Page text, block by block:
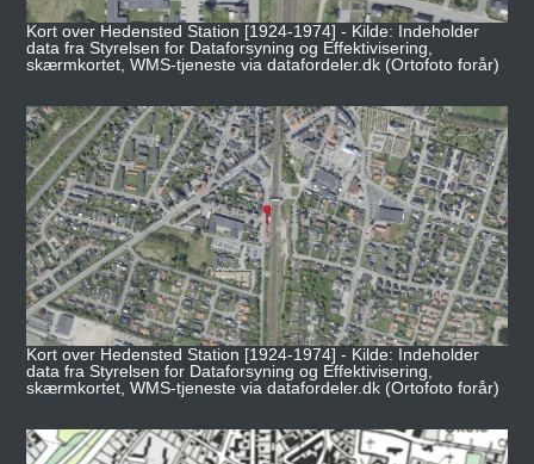
Kort over Hedensted Station [1924-1974] - Kilde: Indeholder
data fra Styrelsen for Dataforsyning og Effektivisering,
skærmkortet, WMS-tjeneste via datafordeler.dk (Ortofoto forår)
Kort over Hedensted Station [1924-1974] - Kilde: Indeholder
data fra Styrelsen for Dataforsyning og Effektivisering,
skærmkortet, WMS-tjeneste via datafordeler.dk (Ortofoto forår)